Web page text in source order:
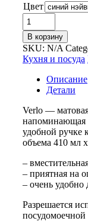
Цвет
Количество
товара
Кружка
«Verlo»,
матовая
В корзину
SKU: N/A
Кухня и посуда
Описание
Детали
Verlo —
напоминающая
удобной ручке
объема 410 мл
–
– приятная на
– очень удобно
Разрешается